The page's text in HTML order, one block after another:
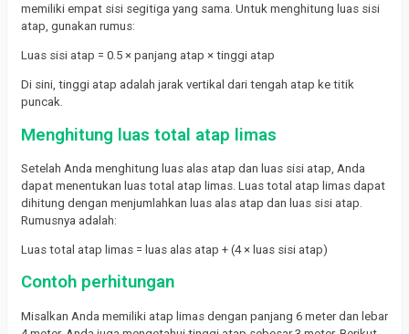
memiliki empat sisi segitiga yang sama. Untuk menghitung luas sisi
atap, gunakan rumus:
Luas sisi atap = 0.5 × panjang atap × tinggi atap
Di sini, tinggi atap adalah jarak vertikal dari tengah atap ke titik
puncak.
Menghitung luas total atap limas
Setelah Anda menghitung luas alas atap dan luas sisi atap, Anda
dapat menentukan luas total atap limas. Luas total atap limas dapat
dihitung dengan menjumlahkan luas alas atap dan luas sisi atap.
Rumusnya adalah:
Luas total atap limas = luas alas atap + (4 × luas sisi atap)
Contoh perhitungan
Misalkan Anda memiliki atap limas dengan panjang 6 meter dan lebar